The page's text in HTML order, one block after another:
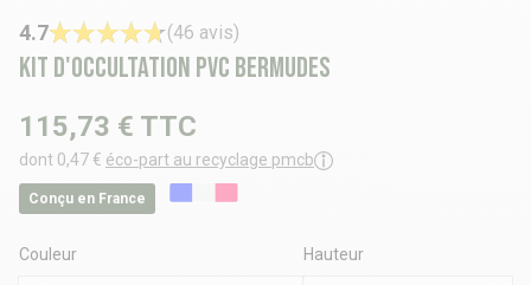
Kit d'occultation PVC Bermudes
4.7 (46 avis)
115,73 € TTC
dont 0,47 € éco-part au recyclage pmcb
Conçu en France
Couleur Hauteur